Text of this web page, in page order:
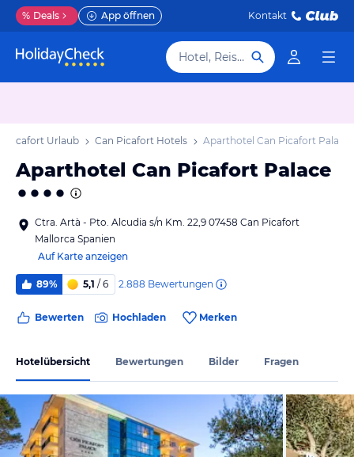
% Deals App öffnen Kontakt
Hotel, Reiseziel
Picafort Urlaub Can Picafort Hotels Aparthotel Can Picafort Palace
Aparthotel Can Picafort Palace
Ctra. Artà - Pto. Alcudia s/n Km. 22,9 07458 Can Picafort
Mallorca Spanien
Auf Karte anzeigen
89% 5,1 / 6 2.888 Bewertungen
Bewerten Hochladen Merken
Hotelübersicht Bewertungen Bilder Fragen